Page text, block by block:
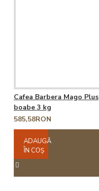
Cafea Barbera Mago Plus
boabe 3 kg
585,58RON
ADAUGĂ
ÎN COŞ